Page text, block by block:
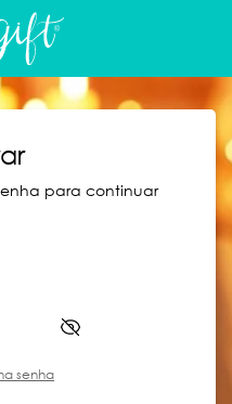
para continuar
senha